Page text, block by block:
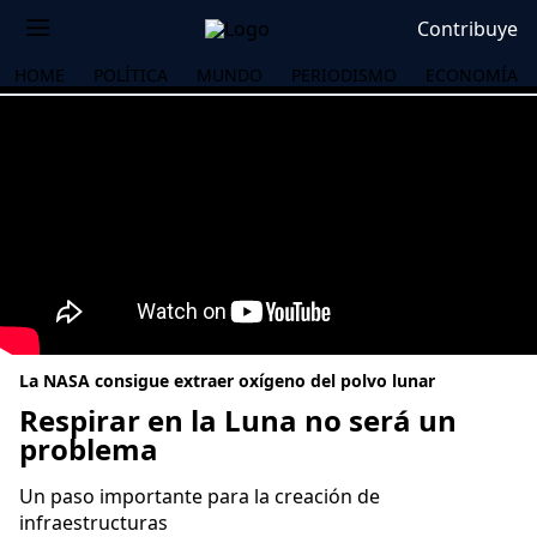
Contribuye
HOME POLÍTICA MUNDO PERIODISMO ECONOMÍA
La NASA consigue extraer oxígeno del polvo lunar
Respirar en la Luna no será un
problema
Un paso importante para la creación de
infraestructuras